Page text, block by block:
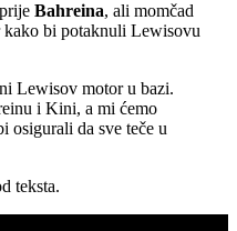
Bahreina, ali momčad
bi potaknuli Lewisovu
Lewisov motor u bazi.
i Kini, a mi ćemo
osigurali da sve teče u
teksta.